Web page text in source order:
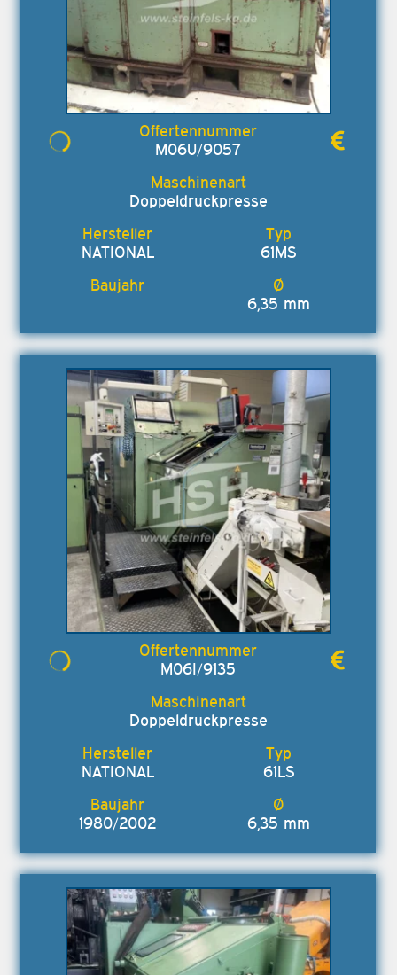
M06U/9057
Doppeldruckpresse
NATIONAL 61MS
6,35 mm
M06I/9135
Doppeldruckpresse
NATIONAL 61LS
1980/2002 6,35 mm